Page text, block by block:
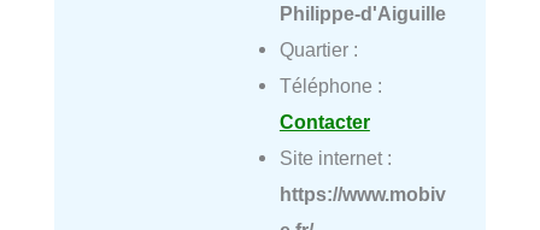
Philippe-d'Aiguille
Quartier :
Téléphone :
Contacter
Site internet :
https://www.mobiv